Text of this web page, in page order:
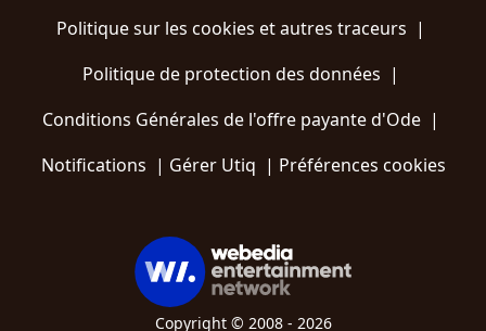
Politique sur les cookies et autres traceurs |
Politique de protection des données |
Conditions Générales de l'offre payante d'Ode |
Notifications | Gérer Utiq | Préférences cookies
Copyright © 2008 - 2026